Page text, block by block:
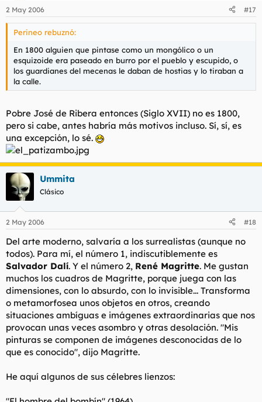
2 May 2006 #17
Perineo rebuznó:
En 1800 alguien que pintase como un mongólico o un
esquizoide era paseado en burro por el pueblo y escupido, o
los guardianes del mecenas le daban de hostias y lo tiraban a
la calle.
Pobre José de Ribera entonces (Siglo XVII) no es 1800,
pero si cabe, antes habría más motivos incluso. Sí, sí, es
una excepción, lo sé.
Ummita
Clásico
2 May 2006 #18
Del arte moderno, salvaría a los surrealistas (aunque no
todos). Para mí, el número 1, indiscutiblemente es
Salvador Dalí. Y el número 2, René Magritte. Me gustan
muchos los cuadros de Magritte, porque juega con las
dimensiones, con lo absurdo, con lo invisible... Transforma
o metamorfosea unos objetos en otros, creando
situaciones ambíguas e imágenes extraordinarias que nos
provocan unas veces asombro y otras desolación. "Mis
pinturas se componen de imágenes desconocidas de lo
que es conocido", dijo Magritte.
He aquí algunos de sus célebres lienzos: